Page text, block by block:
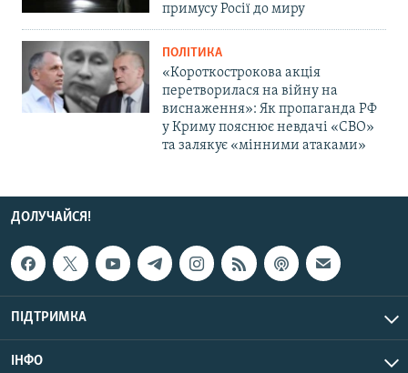
примусу Росії до миру
ПОЛІТИКА
«Короткострокова акція
перетворилася на війну на
виснаження»: Як пропаганда РФ
у Криму пояснює невдачі «СВО»
та залякує «мінними атаками»
ДОЛУЧАЙСЯ!
ПІДТРИМКА
ІНФО